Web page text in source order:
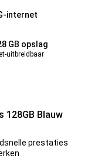
internet
GB opslag
uitbreidbaar
128GB Blauw
prestaties